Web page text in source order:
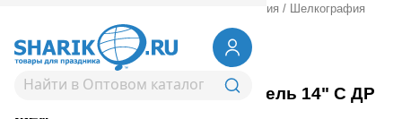
Шелкография /
Шелкография
пастель 14" С ДР Феи
1103-2914Шелкография пастель 14" С ДР